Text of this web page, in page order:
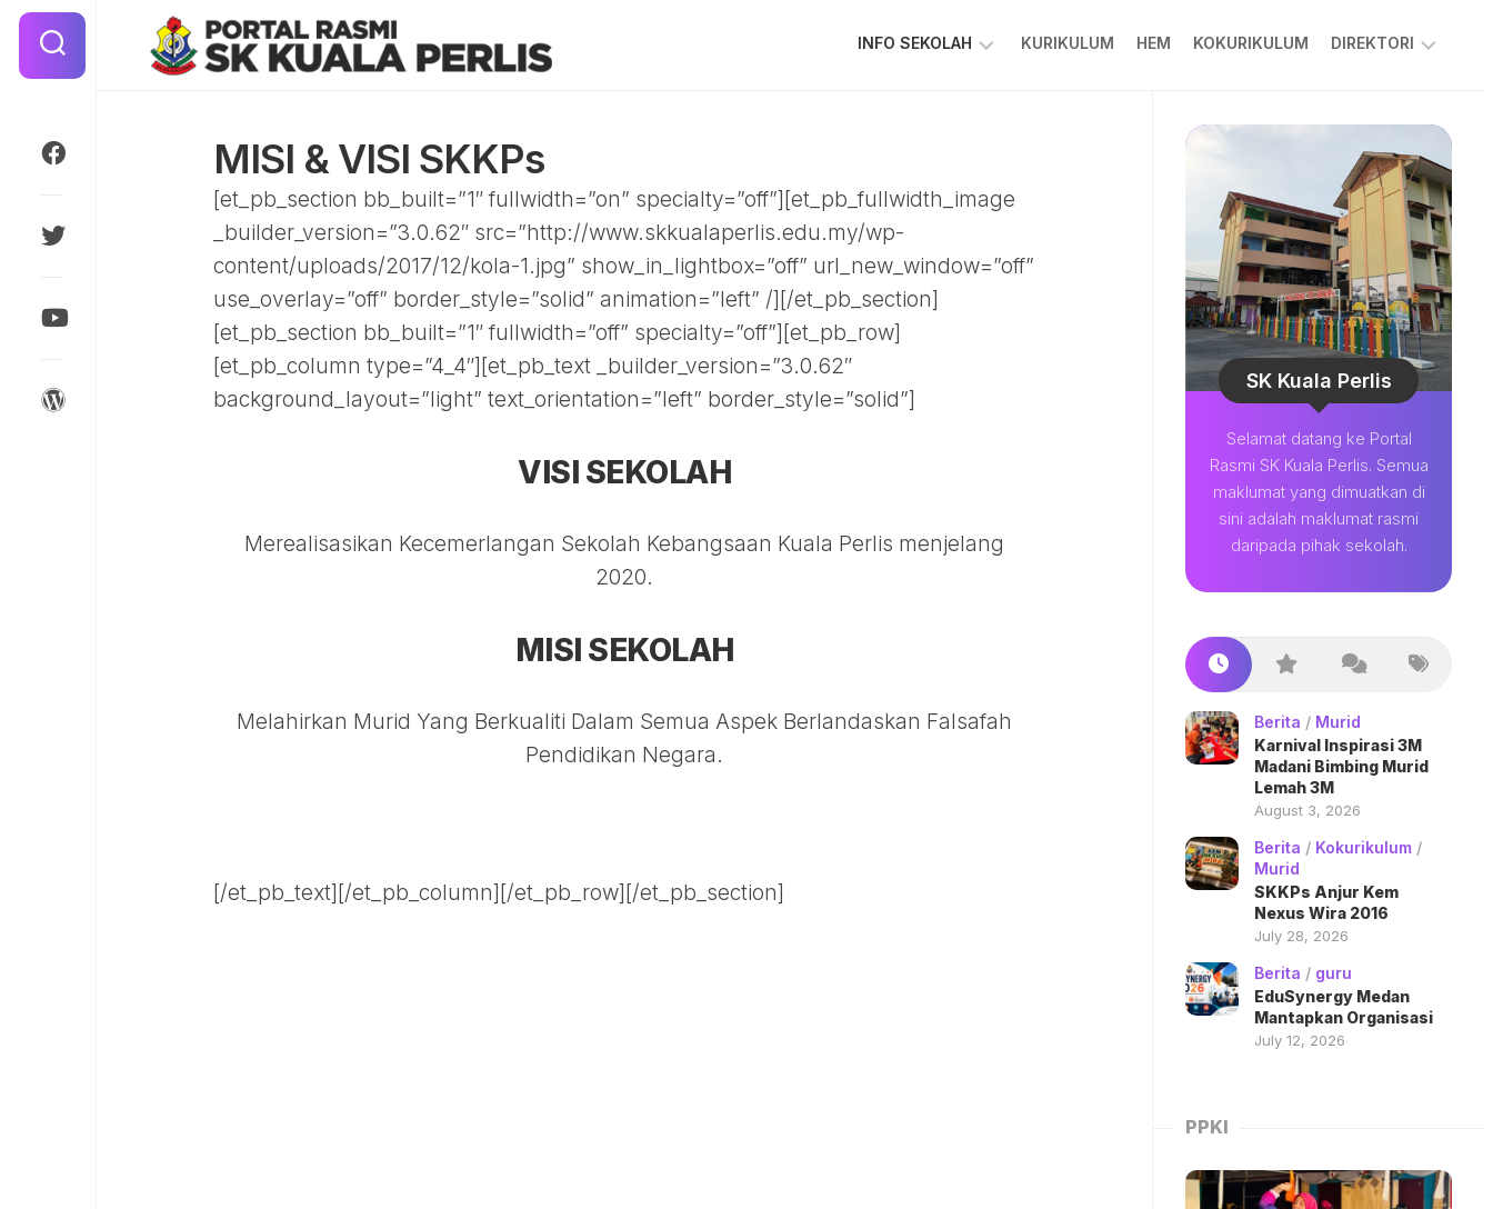
Skip
content
INFO SEKOLAH
SEKOLAH
GAMBAR
GURU
STAF
PELANGGAN
KURIKULUM HEM KOKURIKULUM DIREKTORI
PIBG
COLARIAN
CHANNEL
MUAT
TURUN
BESTARI
SOALAN
LAZIM
MISI & VISI SKKPs
[et_pb_section bb_built=”1″ fullwidth=”on” specialty=”off”][et_pb_fullwidth_image
_builder_version=”3.0.62″ src=”http://www.skkualaperlis.edu.my/wp-
content/uploads/2017/12/kola-1.jpg” show_in_lightbox=”off” url_new_window=”off”
use_overlay=”off” border_style=”solid” animation=”left” /][/et_pb_section]
[et_pb_section bb_built=”1″ fullwidth=”off” specialty=”off”][et_pb_row]
[et_pb_column type=”4_4″][et_pb_text _builder_version=”3.0.62″
background_layout=”light” text_orientation=”left” border_style=”solid”]
VISI SEKOLAH
Merealisasikan Kecemerlangan Sekolah Kebangsaan Kuala Perlis menjelang
2020.
MISI SEKOLAH
Melahirkan Murid Yang Berkualiti Dalam Semua Aspek Berlandaskan Falsafah
Pendidikan Negara.
[/et_pb_text][/et_pb_column][/et_pb_row][/et_pb_section]
SK Kuala Perlis
Selamat datang ke Portal
Rasmi SK Kuala Perlis. Semua
maklumat yang dimuatkan di
sini adalah maklumat rasmi
daripada pihak sekolah.
Berita / Murid
Karnival Inspirasi 3M
Madani Bimbing Murid
Lemah 3M
August 3, 2026
Berita / Kokurikulum /
Murid
SKKPs Anjur Kem
Nexus Wira 2016
July 28, 2026
Berita / guru
EduSynergy Medan
Mantapkan Organisasi
July 12, 2026
PPKI